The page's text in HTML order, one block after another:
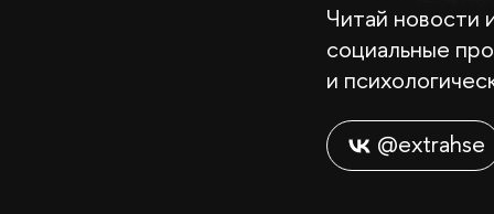
Читай новости
социальные
и
@extrahse